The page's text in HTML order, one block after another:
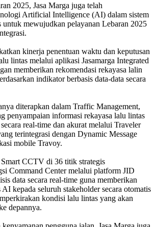
2025, Jasa Marga juga telah
Artificial Intelligence (AI) dalam sistem
untuk mewujudkan pelayanan Lebaran 2025
kinerja penentuan waktu dan keputusan
lintas melalui aplikasi Jasamarga Integrated
memberikan rekomendasi rekayasa lalin
indikator berbasis data-data secara
diterapkan dalam Traffic Management,
penyampaian informasi rekayasa lalu lintas
real-time dan akurat melalui Traveler
terintegrasi dengan Dynamic Message
mobile Travoy.
Smart CCTV di 36 titik strategis
Command Center melalui platform JID
data secara real-time guna memberikan
AI kepada seluruh stakeholder secara otomatis
kondisi lalu lintas yang akan
depannya.